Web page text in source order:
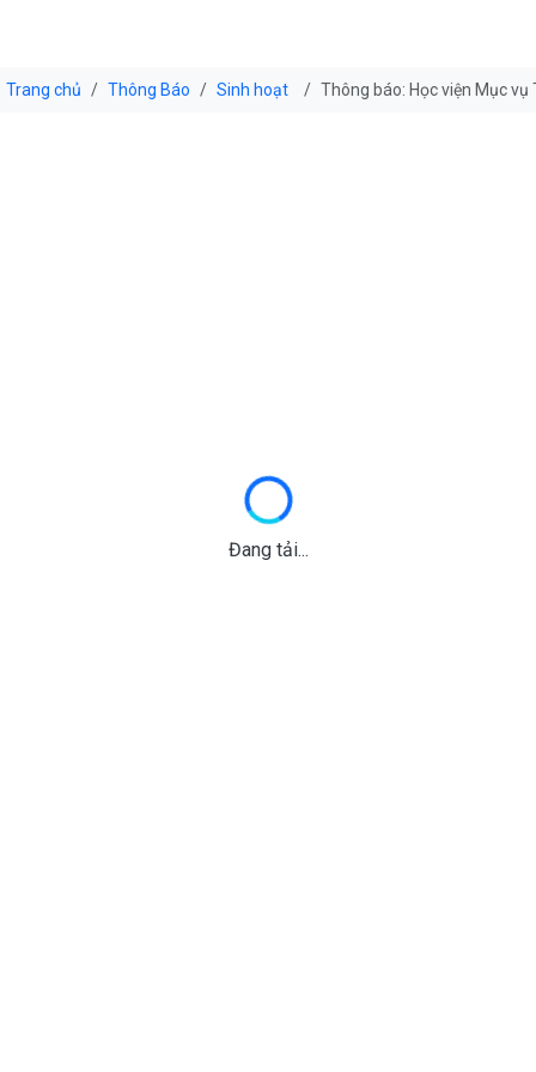
Trang chủ Thông Báo Sinh hoạt Thông báo: Học viện Mục
Đang tải...